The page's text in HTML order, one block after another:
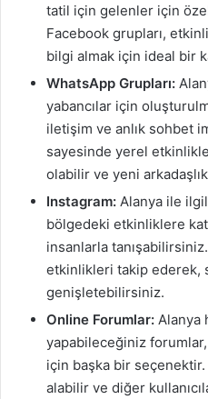
tatil için gelenler için
Facebook grupları,
bilgi almak için ideal bir
WhatsApp Grupları:
yabancılar için
iletişim ve anlık sohbet
sayesinde yerel
olabilir ve yeni
Instagram: Alanya ile
bölgedeki etkinliklere
insanlarla tanışabilirsiniz.
etkinlikleri takip ederek,
genişletebilirsiniz.
Online Forumlar: Alanya
yapabileceğiniz
için başka bir
alabilir ve diğer